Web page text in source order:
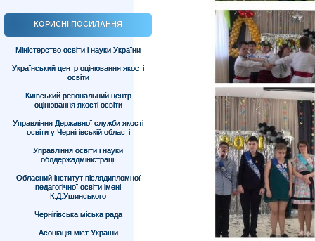
КОРИСНІ ПОСИЛАННЯ
Міністерство освіти і науки України
Український центр оцінювання якості
освіти
Київський регіональний центр
оцінювання якості освіти
Управління Державної служби якості
освіти у Чернігівській області
Управління освіти і науки
облдержадміністрації
Обласний інститут післядипломної
педагогічної освіти імені
К.Д.Ушинського
Чернігівська міська рада
Асоціація міст України